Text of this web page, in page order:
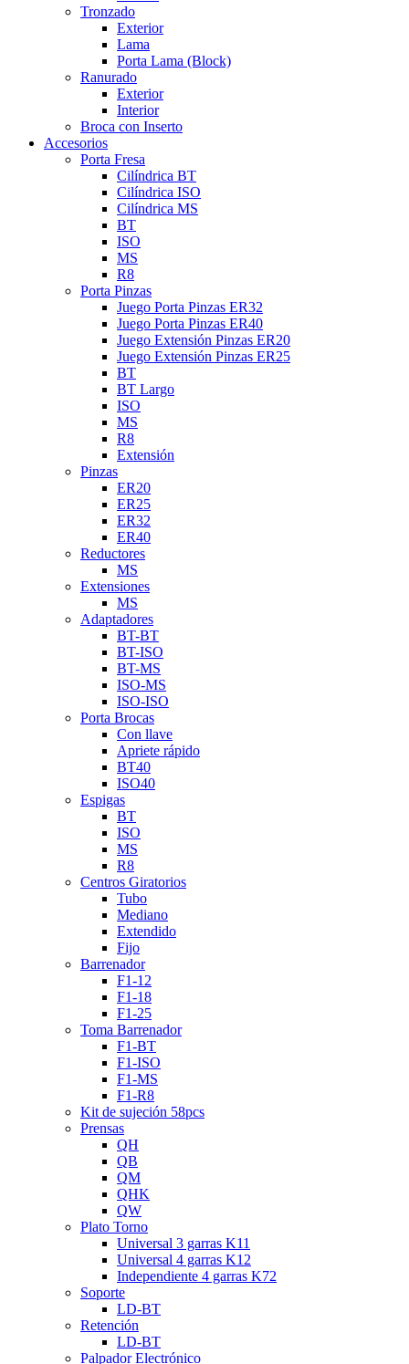
Tronzado
Exterior
Lama
Porta Lama (Block)
Ranurado
Exterior
Interior
Broca con Inserto
Accesorios
Porta Fresa
Cilíndrica BT
Cilíndrica ISO
Cilíndrica MS
BT
ISO
MS
R8
Porta Pinzas
Juego Porta Pinzas ER32
Juego Porta Pinzas ER40
Juego Extensión Pinzas ER20
Juego Extensión Pinzas ER25
BT
BT Largo
ISO
MS
R8
Extensión
Pinzas
ER20
ER25
ER32
ER40
Reductores
MS
Extensiones
MS
Adaptadores
BT-BT
BT-ISO
BT-MS
ISO-MS
ISO-ISO
Porta Brocas
Con llave
Apriete rápido
BT40
ISO40
Espigas
BT
ISO
MS
R8
Centros Giratorios
Tubo
Mediano
Extendido
Fijo
Barrenador
F1-12
F1-18
F1-25
Toma Barrenador
F1-BT
F1-ISO
F1-MS
F1-R8
Kit de sujeción 58pcs
Prensas
QH
QB
QM
QHK
QW
Plato Torno
Universal 3 garras K11
Universal 4 garras K12
Independiente 4 garras K72
Soporte
LD-BT
Retención
LD-BT
Palpador Electrónico